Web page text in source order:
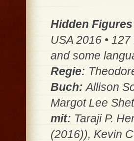
Hidden
USA 2016 •
and some
Regie:
Buch:Allison
Margot Lee
mit: Taraji P.
(2016)), Kevin